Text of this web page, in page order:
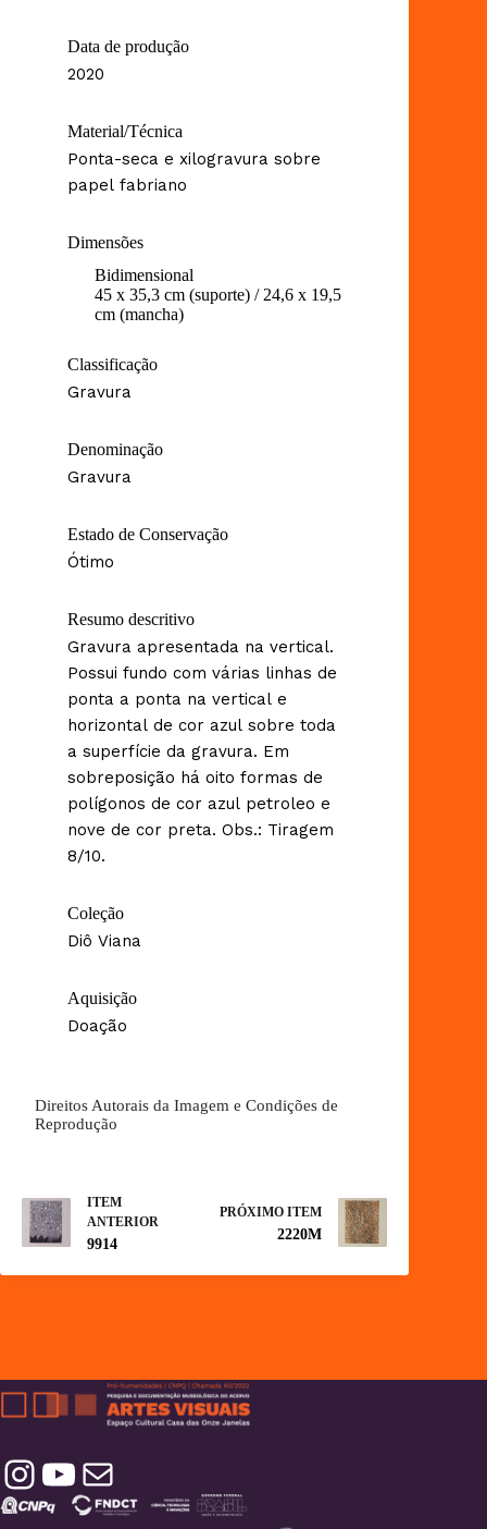
Data de produção
2020
Material/Técnica
Ponta-seca e xilogravura sobre
papel fabriano
Dimensões
Bidimensional
45 x 35,3 cm (suporte) / 24,6 x 19,5
cm (mancha)
Classificação
Gravura
Denominação
Gravura
Estado de Conservação
Ótimo
Resumo descritivo
Gravura apresentada na vertical.
Possui fundo com várias linhas de
ponta a ponta na vertical e
horizontal de cor azul sobre toda
a superfície da gravura. Em
sobreposição há oito formas de
polígonos de cor azul petroleo e
nove de cor preta. Obs.: Tiragem
8/10.
Coleção
Diô Viana
Aquisição
Doação
Direitos Autorais da Imagem e Condições de
Reprodução
ITEM
ANTERIOR
9914
PRÓXIMO ITEM
2220M
Instagram YouTube Contatos